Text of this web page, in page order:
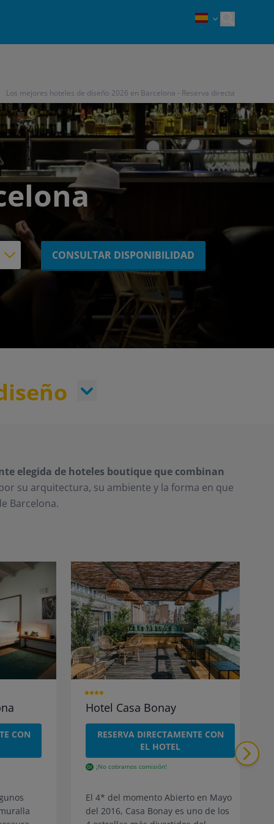
Los mejores hoteles de diseño 2026 en Barcelona - Reserva directa
CONSULTAR DISPONIBILIDAD
elegida de hoteles boutique que combinan
su arquitectura, su ambiente y la forma en que
Barcelona.
CON
Hotel Casa Bonay
RESERVA DIRECTAMENTE CON
EL HOTEL
¡No cobramos comisión!
El 4* del momento Abierto en Mayo
del 2016, Casa Bonay es uno de los